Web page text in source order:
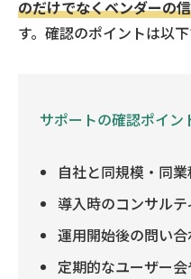
のだけでなくベンダーの
す。確認のポイントは以下
サポートの確認ポイン
自社と同規模・同
導入時のコンサル
運用開始後の問い
定期的なユーザー